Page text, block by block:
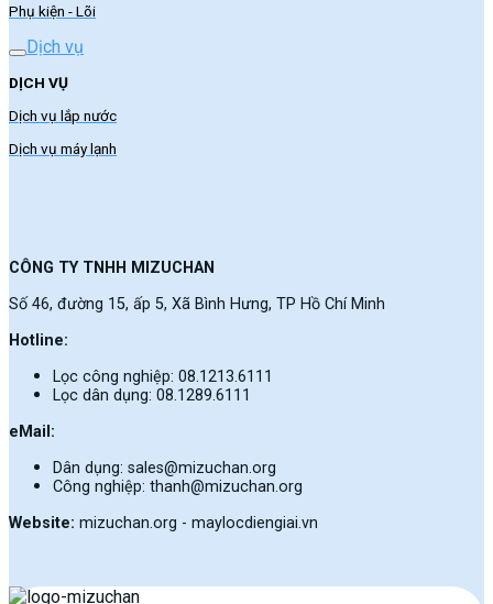
Phụ kiện - Lõi
Dịch vụ
DỊCH VỤ
Dịch vụ lắp nước
Dịch vụ máy lạnh
CÔNG TY TNHH MIZUCHAN
Số 46, đường 15, ấp 5, Xã Bình Hưng, TP Hồ Chí Minh
Hotline:
Lọc công nghiệp: 08.1213.6111
Lọc dân dụng: 08.1289.6111
eMail:
Dân dụng: sales@mizuchan.org
Công nghiệp: thanh@mizuchan.org
Website: mizuchan.org - maylocdiengiai.vn